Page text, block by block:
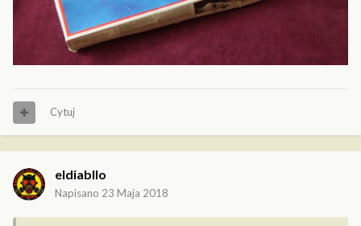
Cytuj
eldiabllo
Napisano 23 Maja 2018